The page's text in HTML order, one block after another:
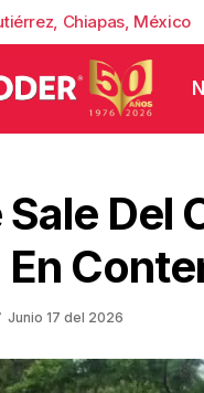
Chiapas, México
Del
Junio 17 del 2026